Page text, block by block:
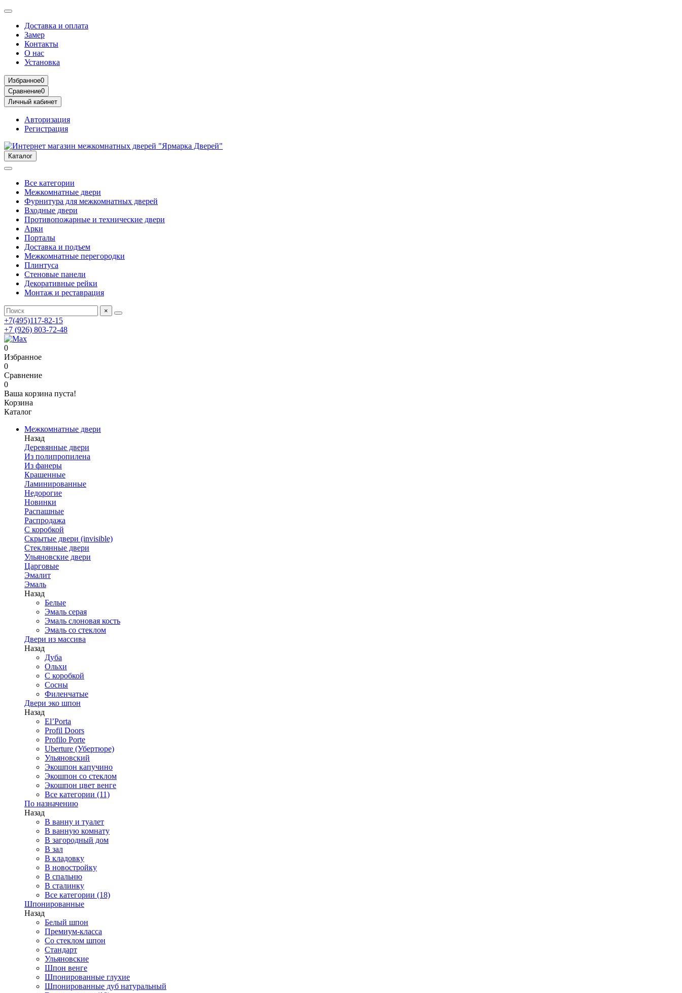
Доставка и оплата
Замер
Контакты
О нас
Установка
Избранное0
Сравнение0
Личный кабинет
Авторизация
Регистрация
Каталог
Все категории
Межкомнатные двери
Фурнитура для межкомнатных дверей
Входные двери
Противопожарные и технические двери
Арки
Порталы
Доставка и подъем
Межкомнатные перегородки
Плинтуса
Стеновые панели
Декоративные рейки
Монтаж и реставрация
×
+7(495)117-82-15
+7 (926) 803-72-48
0
Избранное
0
Сравнение
0
Ваша корзина пуста!
Корзина
Каталог
Межкомнатные двери
Назад
Деревянные двери
Из полипропилена
Из фанеры
Крашенные
Ламинированные
Недорогие
Новинки
Распашные
Распродажа
С коробкой
Скрытые двери (invisible)
Стеклянные двери
Ульяновские двери
Царговые
Эмалит
Эмаль
Назад
Белые
Эмаль серая
Эмаль слоновая кость
Эмаль со стеклом
Двери из массива
Назад
Дуба
Ольхи
С коробкой
Сосны
Филенчатые
Двери эко шпон
Назад
El’Porta
Profil Doors
Profilo Porte
Uberture (Убертюре)
Ульяновский
Экошпон капучино
Экошпон со стеклом
Экошпон цвет венге
Все категории (11)
По назначению
Назад
В ванну и туалет
В ванную комнату
В загородный дом
В зал
В кладовку
В новостройку
В спальню
В сталинку
Все категории (18)
Шпонированные
Назад
Белый шпон
Премиум-класса
Со стеклом шпон
Стандарт
Ульяновские
Шпон венге
Шпонированные глухие
Шпонированные дуб натуральный